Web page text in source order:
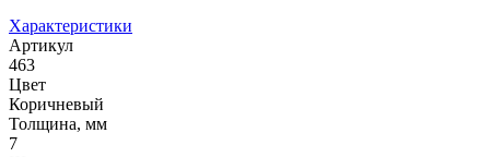
Характеристики
Артикул
463
Цвет
Коричневый
Толщина, мм
7